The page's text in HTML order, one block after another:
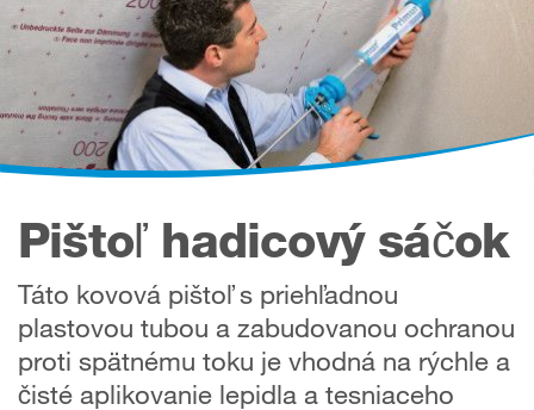
Pištoľ hadicový sáčok
Táto kovová pištoľ s priehľadnou
plastovou tubou a zabudovanou ochranou
proti spätnému toku je vhodná na rýchle a
čisté aplikovanie lepidla a tesniaceho